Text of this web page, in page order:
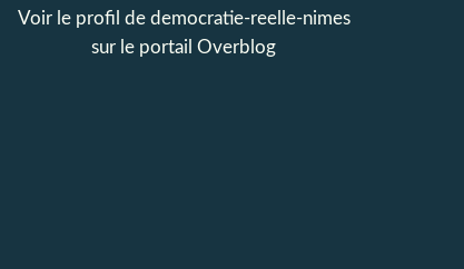
Voir le profil de democratie-reelle-nimes
sur le portail Overblog